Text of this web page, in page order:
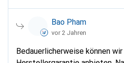
mz-v9p4t0bw/
Bao Pham
vor 2 Jahren
Bedauerlicherweise können